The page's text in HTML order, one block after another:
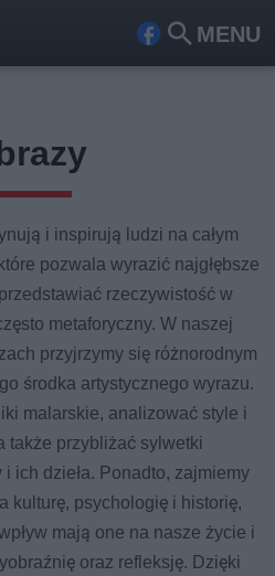
MENU
Fa Szu
i inspirują ludzi na całym
pozwala wyrazić najgłębsze
rzeczywistość w
metaforyczny. W naszej
przyjrzymy się różnorodnym
środka artystycznego wyrazu.
malarskie, analizować style i
także przybliżać sylwetki
ich dzieła. Ponadto, zajmiemy
kulturę, psychologię i historię,
mają one na nasze życie i
oraz refleksję. Dzięki